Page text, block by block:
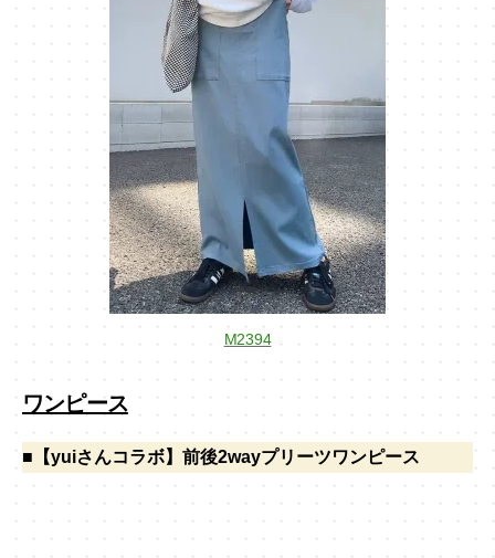
M2394
ワンピース
■【yuiさんコラボ】前後2wayプリーツワンピース